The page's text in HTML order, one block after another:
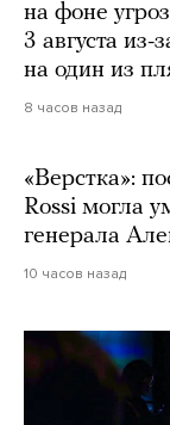
на фоне
3 августа из-
на один из
8 часов назад
«Верстка»:
Rossi могла
генерала
10 часов назад